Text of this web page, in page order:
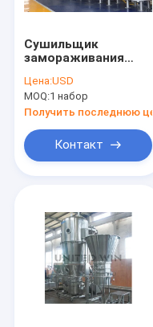
Сушильщик
замораживания
Fryer стерильной
нержавеющей
стали фильтра
более сухой
электрический
глубокий 22kw
Цена:USD
MOQ:1 набор
Получить последнюю
Контакт